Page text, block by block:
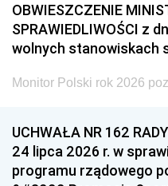
OBWIESZCZENIE
SPRAWIEDLIWOŚCI z
wolnych stanowiskach
Monitor Polski rok 2026
UCHWAŁA NR 162
24 lipca 2026 r. w
programu rządowego